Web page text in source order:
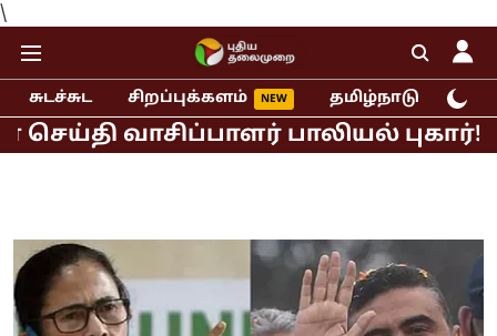
\
சுடச்சுட சிறப்புக்களம் தமிழ்நாடு
பாலியல் புகார்!